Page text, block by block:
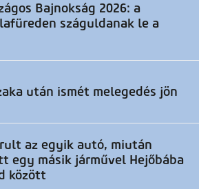
Bajnokság 2026: a
száguldanak le a
után ismét melegedés jön
az egyik autó, miután
egy másik járművel Hejőbába
között